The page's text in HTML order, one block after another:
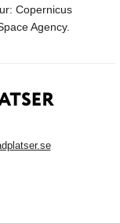
Copernicus
Agency.